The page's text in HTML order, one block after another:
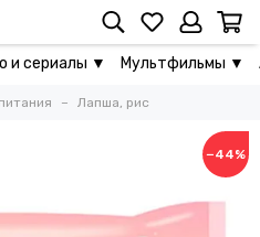
и сериалы ▼ Мультфильмы ▼
Лапша, рис
−44%